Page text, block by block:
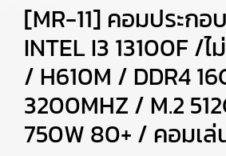
[MR-11] คอมประกอ
INTEL I3 13100F /
/ H610M / DDR4
3200MHZ / M.2
750W 80+ / คอมเล่